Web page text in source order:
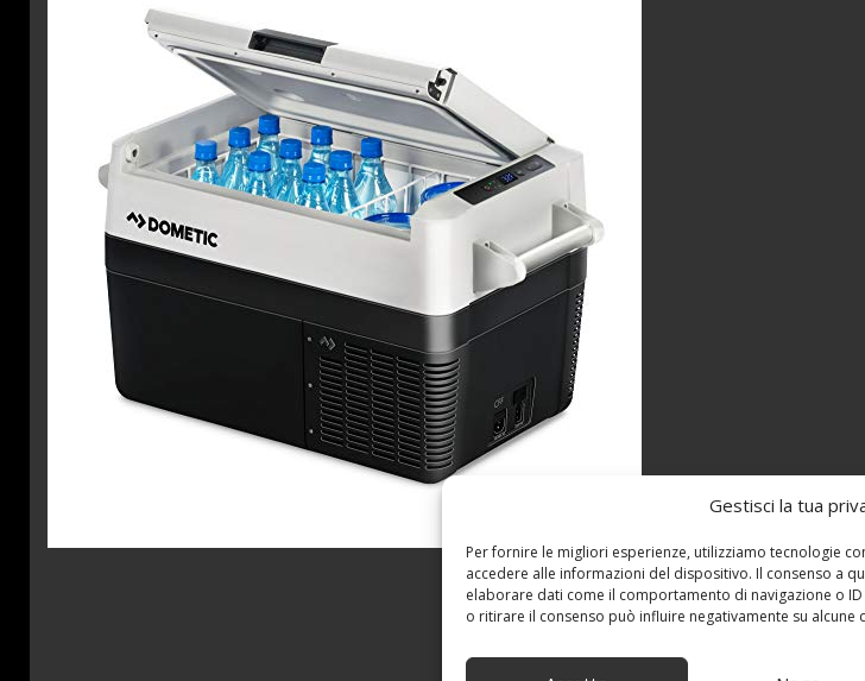
Gestisci la tua
Per fornire le migliori esperienze, utilizziamo tecnologie
accedere alle informazioni del dispositivo. Il consenso a
elaborare dati come il comportamento di navigazione o
o ritirare il consenso può influire negativamente su alcune